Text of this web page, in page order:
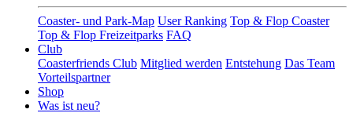
Coaster- und Park-Map User Ranking Top & Flop Coaster
Top & Flop Freizeitparks FAQ
Club
Coasterfriends Club Mitglied werden Entstehung Das Team
Vorteilspartner
Shop
Was ist neu?